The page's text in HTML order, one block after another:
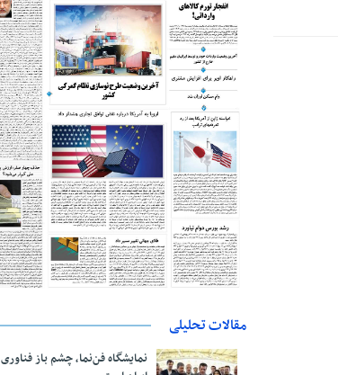
مقالات تحلیلی
نمایشگاه فن‌نما، چشم باز فناوری